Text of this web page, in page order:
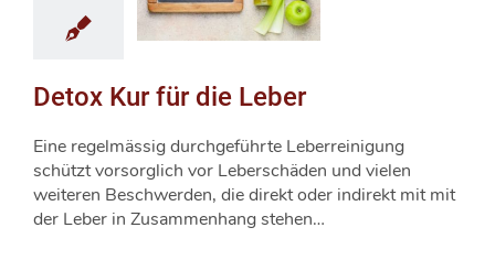
Detox Kur für die Leber
Eine regelmässig durchgeführte Leberreinigung
schützt vorsorglich vor Leberschäden und vielen
weiteren Beschwerden, die direkt oder indirekt mit mit
der Leber in Zusammenhang stehen…